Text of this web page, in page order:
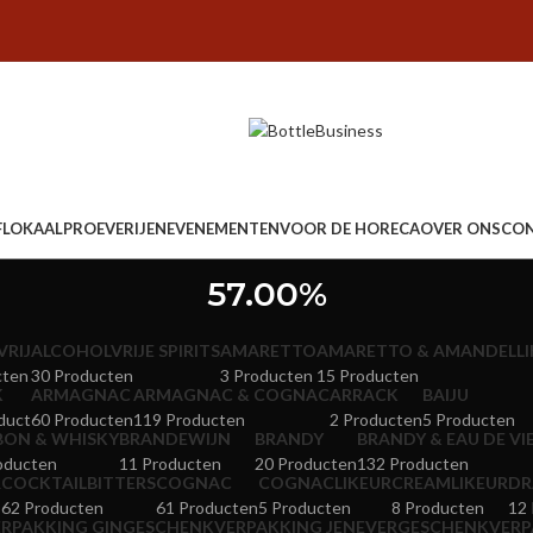
PROEVERIJENEVENEMENTENVOOR DE HORECAOVER ONS
57.00%
ALCOHOLVRIJE SPIRITS
30 Producten
AMARETTO
3 Producten
AMARETTO &
15 Producten
ARMAGNAC
60 Producten
ARMAGNAC & COGNAC
119 Producten
ARRACK
2 Producten
BAIJU
5 Producten
& WHISKYBRANDEWIJN
11 Producten
BRANDY
20 Producten
BRANDY & EAU DE
132 Producten
COCKTAILBITTERS
62 Producten
COGNAC
61 Producten
COGNACLIKEUR
5 Producten
CREAMLIKEUR
8 Producten
12
GINGESCHENKVERPAKKING JENEVER